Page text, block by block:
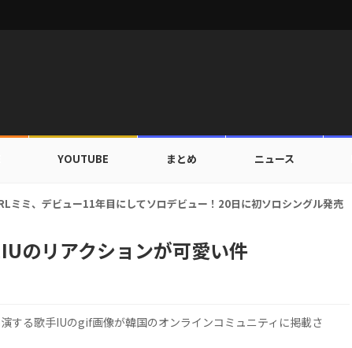
YOUTUBE まとめ ニュース
ミミ、デビュー11年目にしてソロデビュー！20日に初ソロシングル発売
のリアクションが可愛い件
する歌手IUのgif画像が韓国のオンラインコミュニティに掲載さ